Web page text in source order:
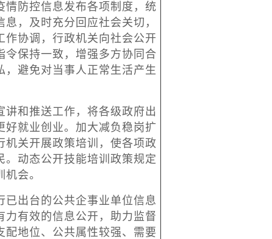
防控信息发布各项制度，统
，及时充分回应社会关切，
作协调，行政机关向社会公开
令保持一致，增强多方协同合
避免对当事人正常生活产生
和推送工作，将各级政府出
好就业创业。加大减负稳岗扩
机关开展政策培训，使各项政
动态公开技能培训政策规定
会。
出台的公共企事业单位信息
有效的信息公开，助力监督
地位、公共属性较强、需要